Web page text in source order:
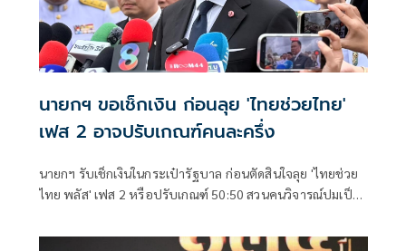
นายกฯ ขอเช็กเงิน ก่อนลุย 'ไทยช่วยไทย'
เฟส 2 อาจปรับเกณฑ์คนละครึ่ง
นายกฯ รับเช็กเงินในกระเป๋ารัฐบาล ก่อนตัดสินใจลุย 'ไทยช่วย
ไทย พลัส' เฟส 2 หรือปรับเกณฑ์ 50:50 สวนคนวิจารณ์ปมเป็น
แข็งแรง